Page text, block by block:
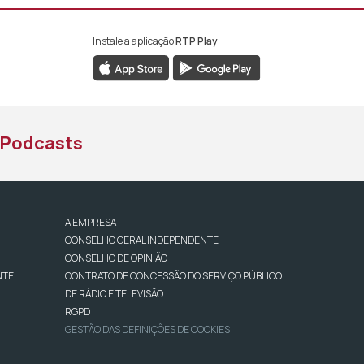
da RTP África
da RTP África
YouTube da RTP África
Instale a aplicaçãoRTP Play
Podcasts
A EMPRESA
CONSELHO GERAL INDEPENDENTE
CONSELHO DE OPINIÃO
CONTRATO DE CONCESSÃO DO SERVIÇO PÚBLICO
DE RÁDIO E TELEVISÃO
RGPD
GESTÃO DAS DEFINIÇÕES DE COOKIES